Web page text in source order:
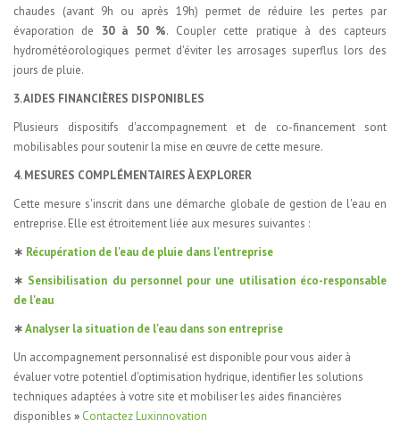
chaudes (avant 9h ou après 19h) permet de réduire les pertes par
évaporation de 30 à 50 %. Coupler cette pratique à des capteurs
hydrométéorologiques permet d'éviter les arrosages superflus lors des
jours de pluie.
3. AIDES FINANCIÈRES DISPONIBLES
Plusieurs dispositifs d'accompagnement et de co-financement sont
mobilisables pour soutenir la mise en œuvre de cette mesure.
4. MESURES COMPLÉMENTAIRES À EXPLORER
Cette mesure s'inscrit dans une démarche globale de gestion de l'eau en
entreprise. Elle est étroitement liée aux mesures suivantes :
∗ Récupération de l'eau de pluie dans l'entreprise
∗ Sensibilisation du personnel pour une utilisation éco-responsable
de l'eau
∗Analyser la situation de l'eau dans son entreprise
Un accompagnement personnalisé est disponible pour vous aider à
évaluer votre potentiel d'optimisation hydrique, identifier les solutions
techniques adaptées à votre site et mobiliser les aides financières
disponibles » Contactez Luxinnovation